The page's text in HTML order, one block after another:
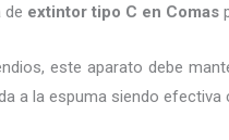
de extintor tipo C en Comas
este aparato debe
a la espuma siendo efectiva